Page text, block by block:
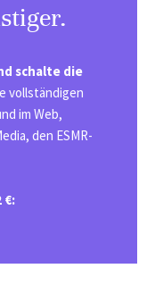
schalte die
vollständigen
im Web,
den ESMR-
€: